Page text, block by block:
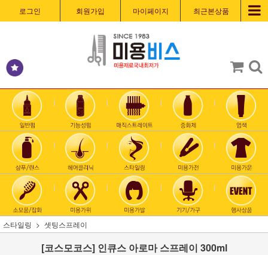
로그인 회원가입 마이페이지 최근본상품
스타일링 셋팅스프레이
[코스모코스] 인큐스 아로마 스프레이 300ml